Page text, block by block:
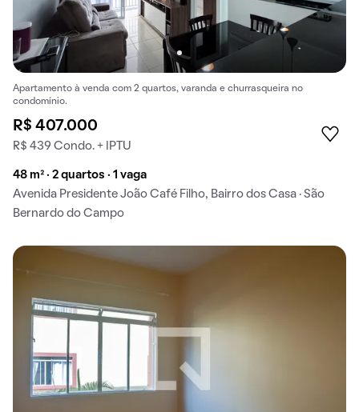
Apartamento à venda com 2 quartos, varanda e churrasqueira no
condomínio.
R$ 407.000
R$ 439 Condo. + IPTU
48 m² · 2 quartos · 1 vaga
Avenida Presidente João Café Filho, Bairro dos Casa · São
Bernardo do Campo